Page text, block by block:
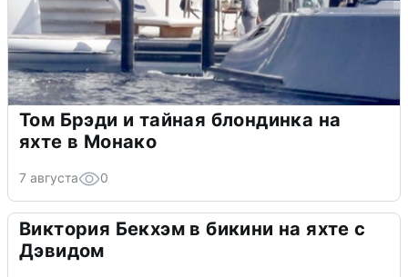
Том Брэди и тайная блондинка на
яхте в Монако
7 августа 0
Виктория Бекхэм в бикини на яхте с
Дэвидом